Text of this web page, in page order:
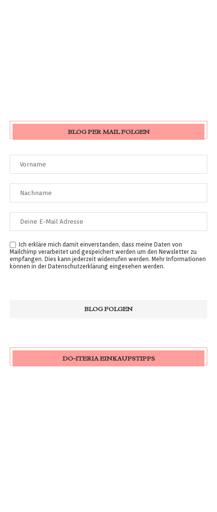
BLOG PER MAIL FOLGEN
Ich erkläre mich damit einverstanden, dass meine Daten von
Mailchimp verarbeitet und gespeichert werden um den Newsletter zu
empfangen. Dies kann jederzeit widerrufen werden. Mehr Informationen
können in der Datenschutzerklärung eingesehen werden.
DO-ITERIA EINKAUFSTIPPS